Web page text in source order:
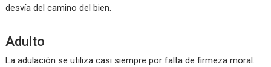
desvía del camino del bien.
Adulto
La adulación se utiliza casi siempre por falta de firmeza moral.